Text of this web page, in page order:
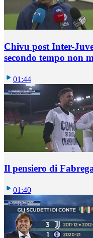
Chivu post Inter-
secondo tempo non
01:44
Il pensiero di
01:40